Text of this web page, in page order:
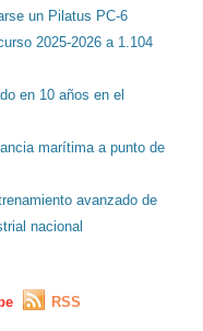
un Pilatus PC-6
2025-2026 a 1.104
en 10 años en el
marítima a punto de
avanzado de
nacional
RSS